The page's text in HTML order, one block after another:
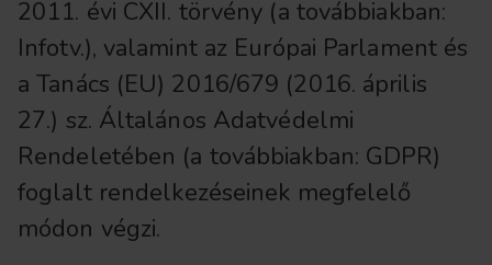
2011. évi CXII. törvény (a továbbiakban:
Infotv.), valamint az Európai Parlament és
a Tanács (EU) 2016/679 (2016. április
27.) sz. Általános Adatvédelmi
Rendeletében (a továbbiakban: GDPR)
foglalt rendelkezéseinek megfelelő
módon végzi.